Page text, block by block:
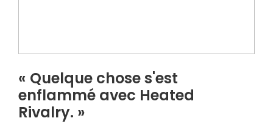
« Quelque chose s'est
enflammé avec Heated
Rivalry. »